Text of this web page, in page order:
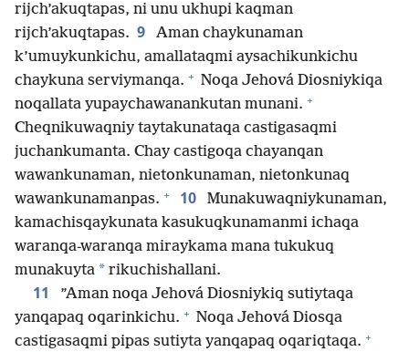
rijch’akuqtapas, ni unu ukhupi kaqman
rijch’akuqtapas. 9
Aman chaykunaman
k’umuykunkichu, amallataqmi aysachikunkichu
chaykuna serviymanqa. + Noqa Jehová Diosniykiqa
noqallata yupaychawanankutan munani. +
Cheqnikuwaqniy taytakunataqa castigasaqmi
juchankumanta. Chay castigoqa chayanqan
wawankunaman, nietonkunaman, nietonkunaq
wawankunamanpas. + 10
Munakuwaqniykunaman,
kamachisqaykunata kasukuqkunamanmi ichaqa
waranqa-waranqa miraykama mana tukukuq
munakuyta * rikuchishallani.
11
”Aman noqa Jehová Diosniykiq sutiytaqa
yanqapaq oqarinkichu. + Noqa Jehová Diosqa
castigasaqmi pipas sutiyta yanqapaq oqariqtaqa. +